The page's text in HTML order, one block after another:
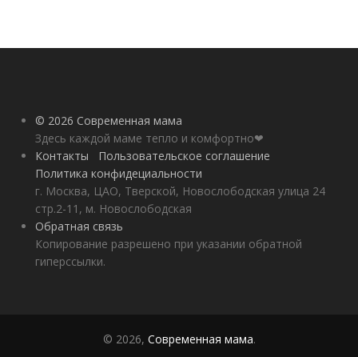
© 2026 Современная мама
Здесь каждой маме тепло и комфортно❤
Контакты
Пользовательское соглашение
Политика конфидециальности
г. Москва, ЦАО, Тверской, Новослободская улица 24
стр.2-11, м. Новослободская
Обратная связь
Копирование разрешено при указании обратной
гиперссылки.
© 2026, Современная мама.